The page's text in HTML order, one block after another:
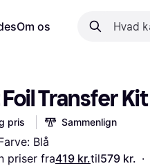
Om os
Transfer Kit
pris Sammenlign
Blå
priser fra419 kr.til579 kr. ·